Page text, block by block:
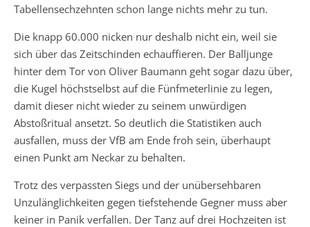
Tabellensechzehnten schon lange nichts mehr zu tun.
Die knapp 60.000 nicken nur deshalb nicht ein, weil sie
sich über das Zeitschinden echauffieren. Der Balljunge
hinter dem Tor von Oliver Baumann geht sogar dazu über,
die Kugel höchstselbst auf die Fünfmeterlinie zu legen,
damit dieser nicht wieder zu seinem unwürdigen
Abstoßritual ansetzt. So deutlich die Statistiken auch
ausfallen, muss der VfB am Ende froh sein, überhaupt
einen Punkt am Neckar zu behalten.
Trotz des verpassten Siegs und der unübersehbaren
Unzulänglichkeiten gegen tiefstehende Gegner muss aber
keiner in Panik verfallen. Der Tanz auf drei Hochzeiten ist